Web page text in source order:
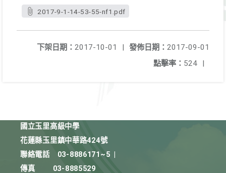
2017-9-1-14-53-55-nf1.pdf
發佈日期： 2017-09-01
下架日期： 2017-10-01
|
點擊率： 524 |
國立玉里高級中學
花蓮縣玉里鎮中華路424號
聯絡電話
03-8886171~5
傳真
03-8885529